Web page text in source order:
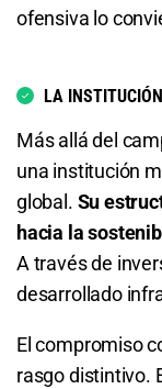
1.80
Total de Goles -
3.35
Total de Goles -
1.35
Total de Goles -
12.00
ofensiva lo
LA INSTITUCIÓN
Más allá del
una institución
global. Su
hacia la
A través de
desarrollado
El compromiso
rasgo distintivo.